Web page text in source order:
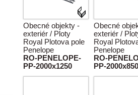
Obecné objekty -
exteriér / Ploty
Royal Plotova pole
Penelope
RO-PENELOPE-
PP-2000x1250
Obecné
exteriér /
Royal
Penelope
RO-
PP-2000x850